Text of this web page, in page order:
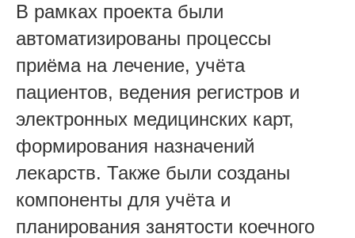
В рамках проекта были
автоматизированы процессы
приёма на лечение, учёта
пациентов, ведения регистров и
электронных медицинских карт,
формирования назначений
лекарств. Также были созданы
компоненты для учёта и
планирования занятости коечного